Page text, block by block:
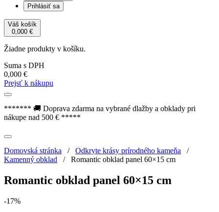
Prihlásiť sa
Váš košík
0,000 €
Žiadne produkty v košíku.
Suma s DPH
0,000 €
Prejsť k nákupu
******* 🚚 Doprava zdarma na vybrané dlažby a obklady pri
nákupe nad 500 € *****
Domovská stránka / Odkryte krásy prírodného kameňa /
Kamenný obklad / Romantic obklad panel 60×15 cm
Romantic obklad panel 60×15 cm
-17%